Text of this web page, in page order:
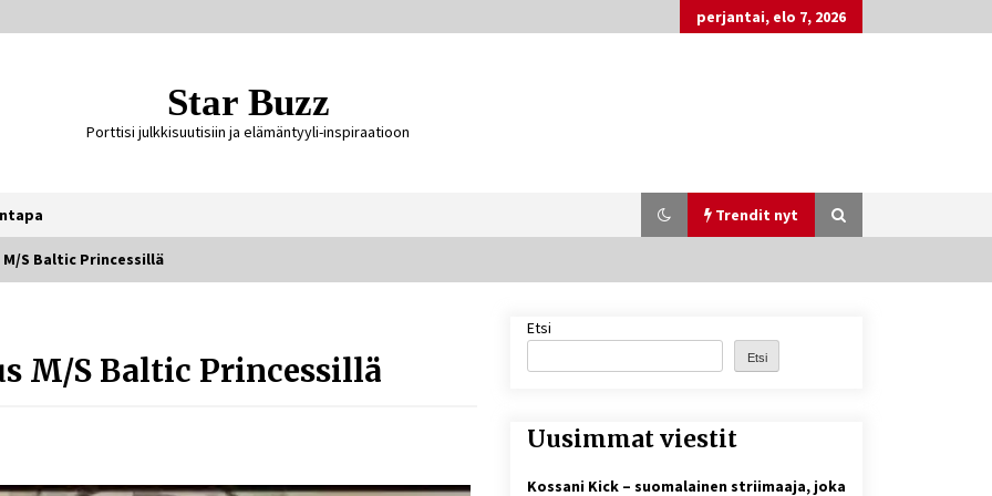
perjantai, elo 7, 2026
Star Buzz
Porttisi julkkisuutisiin ja elämäntyyli-inspiraatioon
Trendit nyt
tiedetään?
4 päivää sitten
Matti Koivisto toimittaja ikä – mitä
Ylen politiikan toimittajasta
tiedetään?
1 viikko sitten
Näin pikakasinot nopeuttavat
maksuteknologian avulla
S Baltic Princessillä
M/S Baltic Princessillä
Etsi
Etsi
Uusimmat viestit
Kossani Kick – suomalainen striimaaja, joka